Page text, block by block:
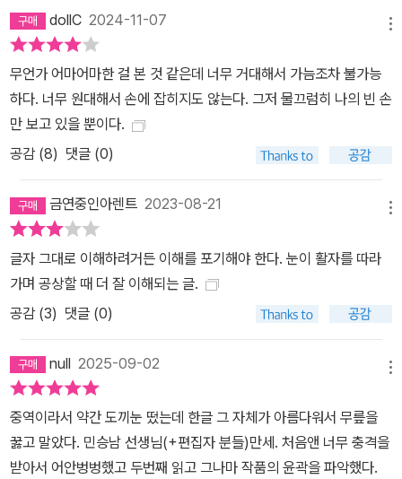
dollC 2024-11-07
무언가 어마어마한 걸 본 것 같은데 너무 거대해서 가늠조차 불가능
하다. 너무 원대해서 손에 잡히지도 않는다. 그저 물끄럼히 나의 빈 손
만 보고 있을 뿐이다.
공감 (8) 댓글 (0)
금연중인아렌트 2023-08-21
글자 그대로 이해하려거든 이해를 포기해야 한다. 눈이 활자를 따라
가며 공상할 때 더 잘 이해되는 글.
공감 (3) 댓글 (0)
null 2025-09-02
중역이라서 약간 도끼눈 떴는데 한글 그 자체가 아름다워서 무릎을
꿇고 말았다. 민승남 선생님(+편집자 분들)만세. 처음앤 너무 충격을
받아서 어안벙벙했고 두번째 읽고 그나마 작품의 윤곽을 파악했다.